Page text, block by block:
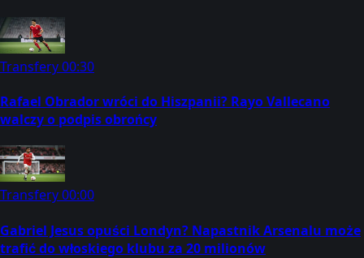
Transfery00:30
Rafael Obrador wróci do Hiszpanii? Rayo Vallecano
walczy o podpis obrońcy
Transfery00:00
Gabriel Jesus opuści Londyn? Napastnik Arsenalu może
trafić do włoskiego klubu za 20 milionów